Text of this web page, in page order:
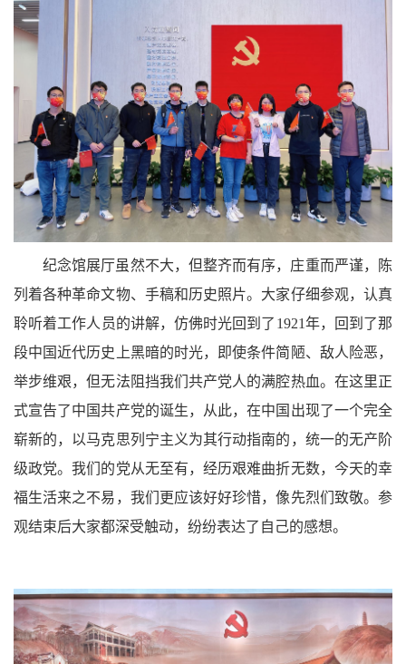
纪念馆展厅虽然不大，但整齐而有序，庄重而严谨，陈
列着各种革命文物、手稿和历史照片。大家仔细参观，认真
聆听着工作人员的讲解，仿佛时光回到了1921年，回到了那
段中国近代历史上黑暗的时光，即使条件简陋、敌人险恶，
举步维艰，但无法阻挡我们共产党人的满腔热血。在这里正
式宣告了中国共产党的诞生，从此，在中国出现了一个完全
崭新的，以马克思列宁主义为其行动指南的，统一的无产阶
级政党。我们的党从无至有，经历艰难曲折无数，今天的幸
福生活来之不易，我们更应该好好珍惜，像先烈们致敬。参
观结束后大家都深受触动，纷纷表达了自己的感想。